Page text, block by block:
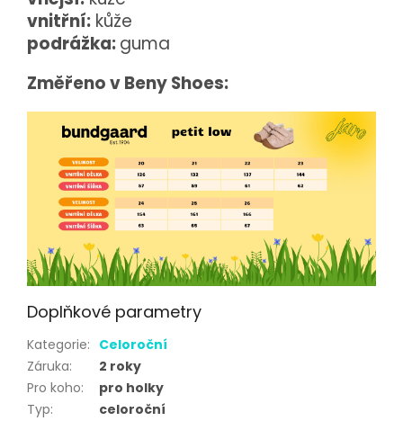
vnitřní: kůže
podrážka:guma
Změřeno v Beny Shoes:
Doplňkové parametry
Kategorie: Celoroční
Záruka:
2 roky
Pro koho:
pro holky
Typ:
celoroční